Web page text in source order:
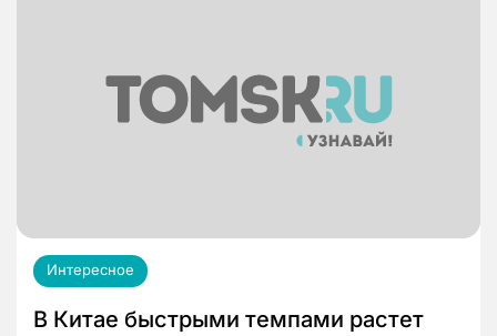
Интересное
В Китае быстрыми темпами растет